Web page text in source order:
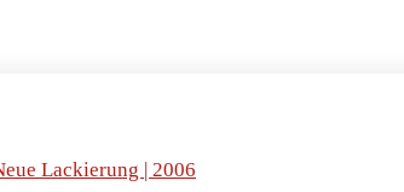
Lackierung | 2006